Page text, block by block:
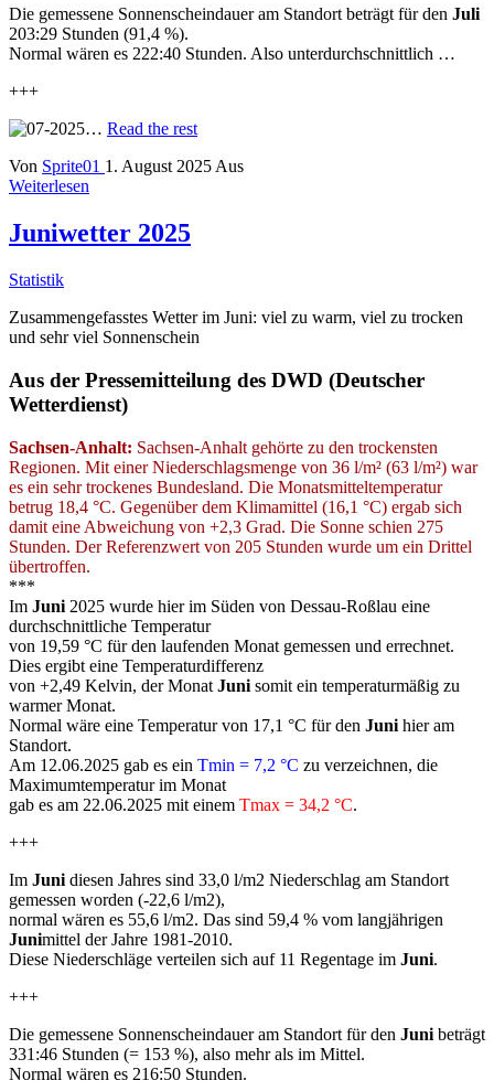
Die gemessene Sonnenscheindauer am Standort beträgt für den Juli
203:29 Stunden (91,4 %).
Normal wären es 222:40 Stunden. Also unterdurchschnittlich …
+++
… Read the rest
Von Sprite01 1. August 2025 Aus
Weiterlesen
Juniwetter 2025
Statistik
Zusammengefasstes Wetter im Juni: viel zu warm, viel zu trocken
und sehr viel Sonnenschein
Aus der Pressemitteilung des DWD (Deutscher
Wetterdienst)
Sachsen-Anhalt: Sachsen-Anhalt gehörte zu den trockensten
Regionen. Mit einer Niederschlagsmenge von 36 l/m² (63 l/m²) war
es ein sehr trockenes Bundesland. Die Monatsmitteltemperatur
betrug 18,4 °C. Gegenüber dem Klimamittel (16,1 °C) ergab sich
damit eine Abweichung von +2,3 Grad. Die Sonne schien 275
Stunden. Der Referenzwert von 205 Stunden wurde um ein Drittel
übertroffen.
***
Im Juni 2025 wurde hier im Süden von Dessau-Roßlau eine
durchschnittliche Temperatur
von 19,59 °C für den laufenden Monat gemessen und errechnet.
Dies ergibt eine Temperaturdifferenz
von +2,49 Kelvin, der Monat Juni somit ein temperaturmäßig zu
warmer Monat.
Normal wäre eine Temperatur von 17,1 °C für den Juni hier am
Standort.
Am 12.06.2025 gab es ein Tmin = 7,2 °C zu verzeichnen, die
Maximumtemperatur im Monat
gab es am 22.06.2025 mit einem Tmax = 34,2 °C.
+++
Im Juni diesen Jahres sind 33,0 l/m2 Niederschlag am Standort
gemessen worden (-22,6 l/m2),
normal wären es 55,6 l/m2. Das sind 59,4 % vom langjährigen
Junimittel der Jahre 1981-2010.
Diese Niederschläge verteilen sich auf 11 Regentage im Juni.
+++
Die gemessene Sonnenscheindauer am Standort für den Juni beträgt
331:46 Stunden (= 153 %), also mehr als im Mittel.
Normal wären es 216:50 Stunden.